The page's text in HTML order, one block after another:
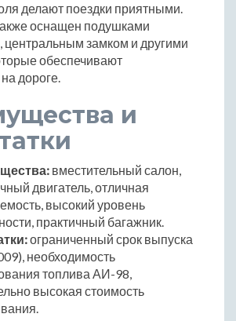
делают поездки приятными.
оснащен подушками
центральным замком и другими
обеспечивают
дороге.
и
вместительный салон,
двигатель, отличная
высокий уровень
практичный багажник.
ограниченный срок выпуска
необходимость
топлива АИ-98,
высокая стоимость